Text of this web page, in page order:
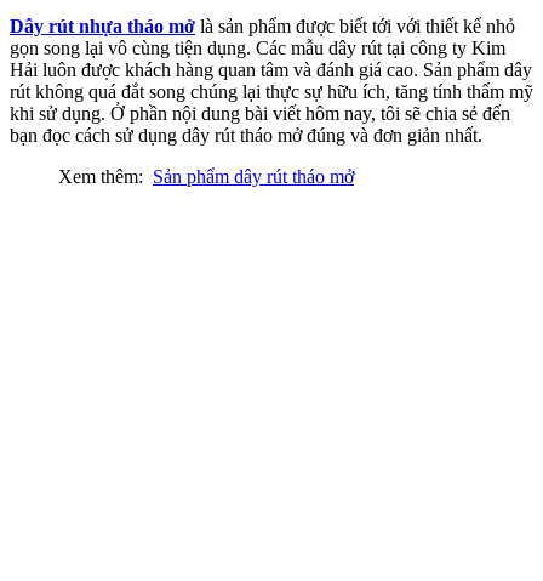
Dây rút nhựa tháo mở là sản phẩm được biết tới với thiết kế nhỏ
gọn song lại vô cùng tiện dụng. Các mẫu dây rút tại công ty Kim
Hải luôn được khách hàng quan tâm và đánh giá cao. Sản phẩm dây
rút không quá đắt song chúng lại thực sự hữu ích, tăng tính thẩm mỹ
khi sử dụng. Ở phần nội dung bài viết hôm nay, tôi sẽ chia sẻ đến
bạn đọc cách sử dụng dây rút tháo mở đúng và đơn giản nhất.
Xem thêm: Sản phẩm dây rút tháo mở